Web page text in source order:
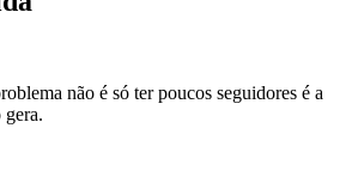
não é só ter poucos seguidores é a
gera.